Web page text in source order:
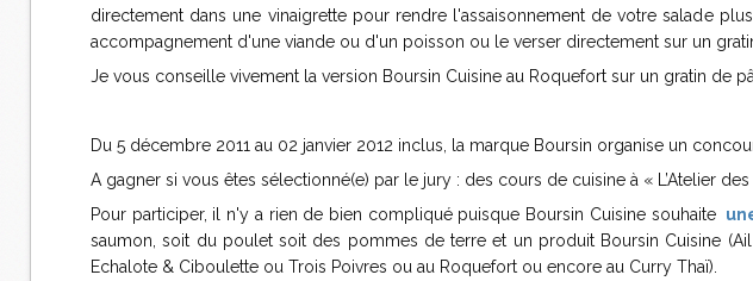
directement dans une vinaigrette pour rendre l'assaisonnement de votre salade
accompagnement d'une viande ou d'un poisson ou le verser directement sur un
Je vous conseille vivement la version Boursin Cuisine au Roquefort sur un gratin de
Du 5 décembre 2011 au 02 janvier 2012 inclus, la marque Boursin organise un
A gagner si vous êtes sélectionné(e) par le jury : des cours de cuisine à « L’Atelier des
Pour participer, il n'y a rien de bien compliqué puisque Boursin Cuisine souhaite
saumon, soit du poulet soit des pommes de terre et un produit Boursin Cuisine
Echalote & Ciboulette ou Trois Poivres ou au Roquefort ou encore au Curry Thaï).